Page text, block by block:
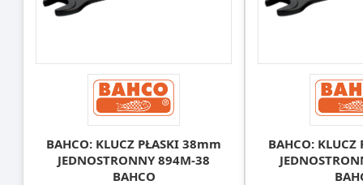
BAHCO: KLUCZ PŁASKI 38mm
JEDNOSTRONNY 894M-38
BAHCO
BAHCO: